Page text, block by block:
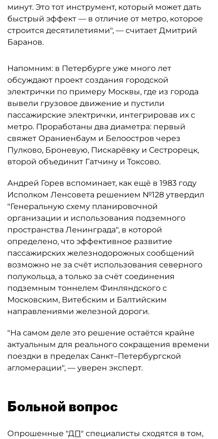
минут. Это тот инструмент, который может дать
быстрый эффект — в отличие от метро, которое
строится десятилетиями", — считает Дмитрий
Баранов.
Напомним: в Петербурге уже много лет
обсуждают проект создания городской
электрички по примеру Москвы, где из города
вывели грузовое движение и пустили
пассажирские электрички, интегрировав их с
метро. Проработаны два диаметра: первый
свяжет Ораниенбаум и Белоостров через
Пулково, Броневую, Пискарёвку и Сестрорецк,
второй объединит Гатчину и Токсово.
Андрей Горев вспоминает, как ещё в 1983 году
Исполком Ленсовета решением №128 утвердил
"Генеральную схему планировочной
организации и использования подземного
пространства Ленинграда", в которой
определено, что эффективное развитие
пассажирских железнодорожных сообщений
возможно не за счёт использования северного
полукольца, а только за счёт соединения
подземным тоннелем Финляндского с
Московским, Витебским и Балтийским
направлениями железной дороги.
"На самом деле это решение остаётся крайне
актуальным для реального сокращения времени
поездки в пределах Санкт–Петербургской
агломерации", — уверен эксперт.
Больной вопрос
Опрошенные "ДП" специалисты сходятся в том,